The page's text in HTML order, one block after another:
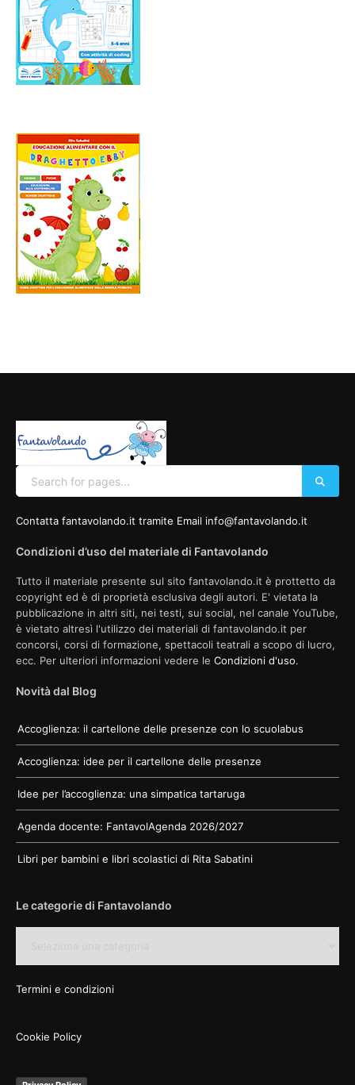
Contatta fantavolando.it tramite Email info@fantavolando.it
Condizioni d’uso del materiale di Fantavolando
Tutto il materiale presente sul sito fantavolando.it è prottetto da
copyright ed è di proprietà esclusiva degli autori. E' vietata la
pubblicazione in altri siti, nei testi, sui social, nel canale YouTube,
è vietato altresì l'utilizzo dei materiali di fantavolando.it per
concorsi, corsi di formazione, spettacoli teatrali a scopo di lucro,
ecc. Per ulteriori informazioni vedere le Condizioni d'uso.
Novità dal Blog
Accoglienza: il cartellone delle presenze con lo scuolabus
Accoglienza: idee per il cartellone delle presenze
Idee per l’accoglienza: una simpatica tartaruga
Agenda docente: FantavolAgenda 2026/2027
Libri per bambini e libri scolastici di Rita Sabatini
Le categorie di Fantavolando
di
Termini e condizioni
Cookie Policy